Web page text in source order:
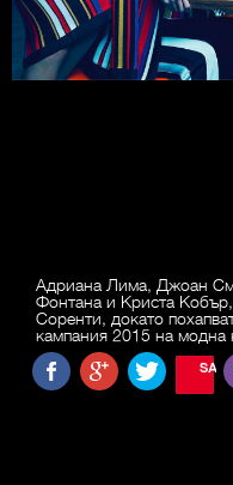
Адриана Лима, Джоан
Фонтана и Криста
Соренти, докато
кампания 2015 на
SAVE